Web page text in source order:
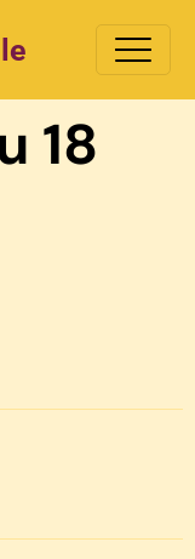
18